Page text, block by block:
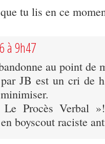
tu lis en ce
à 9h47
au point de
JB est un cri de
Procès Verbal
boyscout raciste